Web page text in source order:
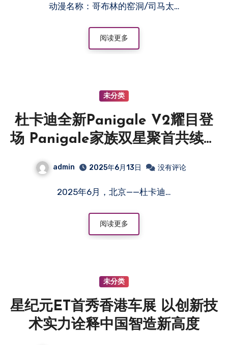
动漫名称：哥布林的窑洞/司马太…
阅读更多
未分类
杜卡迪全新Panigale V2耀目登
场 Panigale家族双星聚首共续荣
admin 2025年6月13日 没有评论
2025年6月，北京——杜卡迪…
阅读更多
未分类
星纪元ET首秀香港车展 以创新技
术实力诠释中国智造新高度